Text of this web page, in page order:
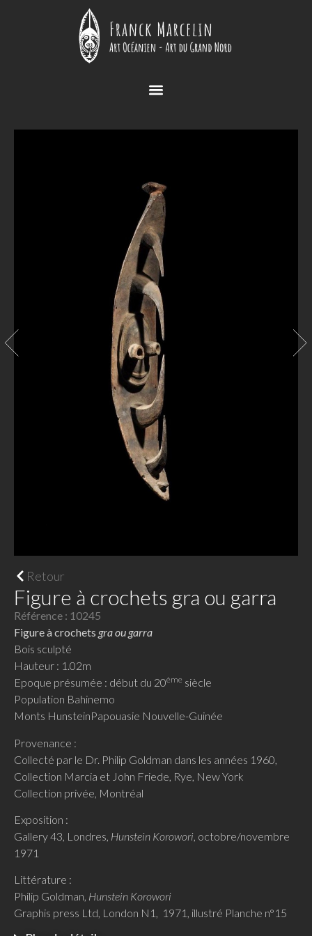
Retour
Figure à crochets gra ou garra
Référence : 10245
Figure à crochets gra ou garra
Bois sculpté
Hauteur : 1.02m
Epoque présumée : début du 20ème siècle
Population Bahinemo
Monts HunsteinPapouasie Nouvelle-Guinée
Provenance :
Collecté par le Dr. Philip Goldman dans les années 1960,
Collection Marcia et John Friede, Rye, New York
Collection privée, Montréal
Exposition :
Gallery 43, Londres, Hunstein Korowori, octobre/novembre
1971
Littérature :
Philip Goldman, Hunstein Korowori
Graphis press Ltd, London N1, 1971, illustré Planche n°15